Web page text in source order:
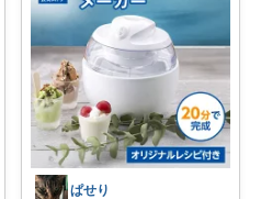
ぱせり